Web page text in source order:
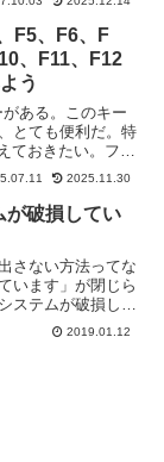
ショートカット
くつかあるの
F5、F6、F
、F11、F12
う
ある。このキー
とても便利だ。特
ておきたい。ファ
2025.11.30
破損してい
さない方法ってな
います」が閉じら
ステムが破損して
2019.01.12